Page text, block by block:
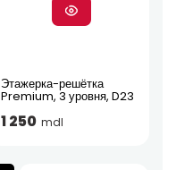
Этажерка-решётка
Premium, 3 уровня, D23
1 250 mdl